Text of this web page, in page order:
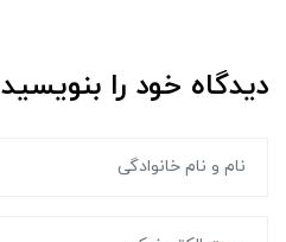
دیدگاه خود را بنویسید